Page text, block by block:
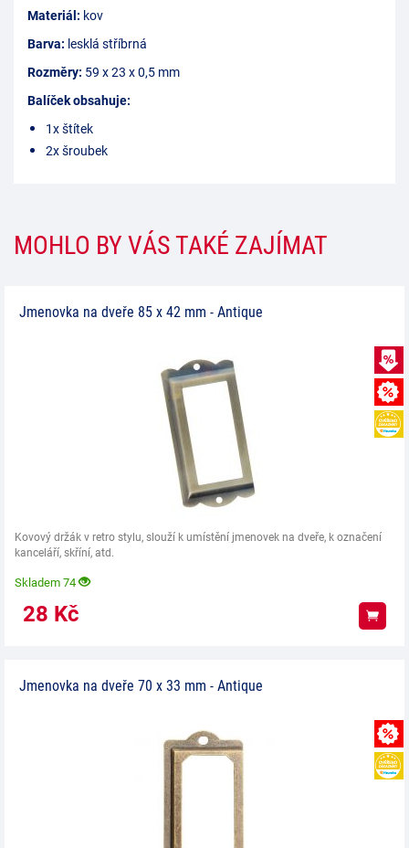
Materiál: kov
Barva: lesklá stříbrná
Rozměry: 59 x 23 x 0,5 mm
Balíček obsahuje:
1x štítek
2x šroubek
MOHLO BY VÁS TAKÉ ZAJÍMAT
Jmenovka na dveře 85 x 42 mm - Antique
Kovový držák v retro stylu, slouží k umístění jmenovek na dveře, k označení
kanceláří, skříní, atd.
Skladem 74
28 Kč
Jmenovka na dveře 70 x 33 mm - Antique